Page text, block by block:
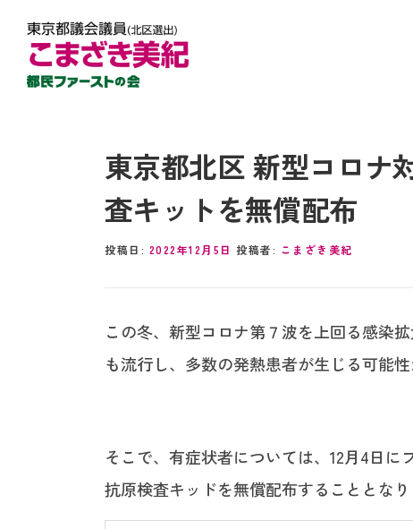
東京都北区 新型コロ
査キットを無償配布
投稿日: 2022年12月5日 投稿者: こまざき美紀
この冬、新型コロナ第７波を上回る感染
も流行し、多数の発熱患者が生じる可能性
そこで、有症状者については、12月4日
抗原検査キッドを無償配布することとなり